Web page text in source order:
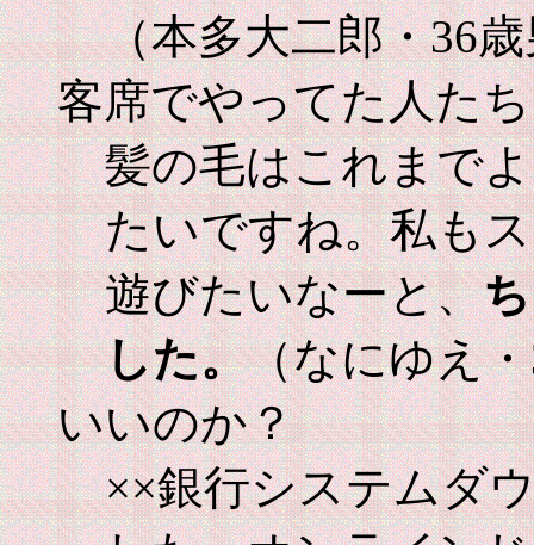
（本多大二郎・36
客席でやってた人た
髪の毛はこれまで
たいですね。私も
遊びたいなーと、
した。（なにゆえ
いいのか？
××銀行システムダ